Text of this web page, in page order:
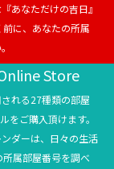
あなただけの吉日』
に、あなたの所属
Store
れる27種類の部屋
をご購入頂けます。
ダーは、日々の生活
属部屋番号を調べ